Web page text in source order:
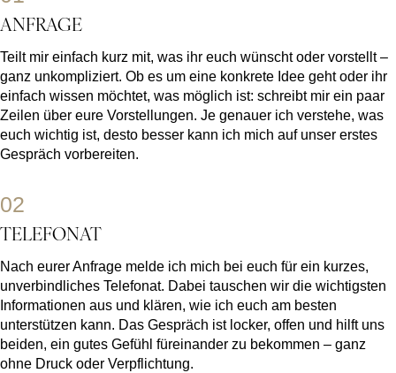
ANFRAGE
Teilt mir einfach kurz mit, was ihr euch wünscht oder vorstellt –
ganz unkompliziert. Ob es um eine konkrete Idee geht oder ihr
einfach wissen möchtet, was möglich ist: schreibt mir ein paar
Zeilen über eure Vorstellungen. Je genauer ich verstehe, was
euch wichtig ist, desto besser kann ich mich auf unser erstes
Gespräch vorbereiten.
02
TELEFONAT
Nach eurer Anfrage melde ich mich bei euch für ein kurzes,
unverbindliches Telefonat. Dabei tauschen wir die wichtigsten
Informationen aus und klären, wie ich euch am besten
unterstützen kann. Das Gespräch ist locker, offen und hilft uns
beiden, ein gutes Gefühl füreinander zu bekommen – ganz
ohne Druck oder Verpflichtung.